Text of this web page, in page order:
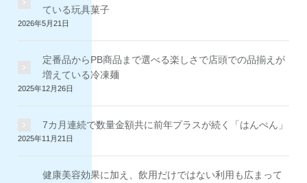
ている玩具菓子
2026年5月21日
定番品からPB商品まで選べる楽しさで店頭での品揃えが
増えている冷凍麺
2025年12月26日
7カ月連続で数量金額共に前年プラスが続く「はんぺん」
2025年11月21日
健康美容効果に加え、飲用だけではない利用も広まって